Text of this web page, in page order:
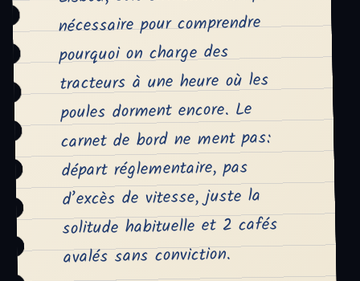
nécessaire pour comprendre
pourquoi on charge des
tracteurs à une heure où les
poules dorment encore. Le
carnet de bord ne ment pas:
départ réglementaire, pas
d’excès de vitesse, juste la
solitude habituelle et 2 cafés
avalés sans conviction.